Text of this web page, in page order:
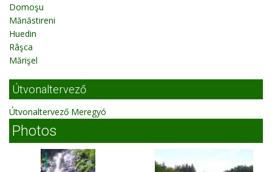
Domoşu
Mănăstireni
Huedin
Râşca
Mărişel
Útvonaltervező
Útvonaltervező Meregyó
Photos